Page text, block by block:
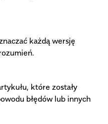
każdą wersję
które zostały
błędów lub innych